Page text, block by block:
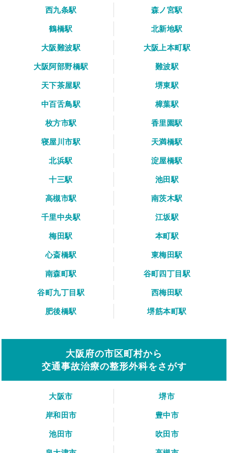
西九条駅
森ノ宮駅
鶴橋駅
北新地駅
大阪難波駅
大阪上本町駅
大阪阿部野橋駅
難波駅
天下茶屋駅
堺東駅
中百舌鳥駅
樟葉駅
枚方市駅
香里園駅
寝屋川市駅
天満橋駅
北浜駅
淀屋橋駅
十三駅
池田駅
高槻市駅
南茨木駅
千里中央駅
江坂駅
梅田駅
本町駅
心斎橋駅
東梅田駅
南森町駅
谷町四丁目駅
谷町九丁目駅
西梅田駅
肥後橋駅
堺筋本町駅
大阪府の市区町村から
交通事故治療の整形外科をさがす
大阪市
堺市
岸和田市
豊中市
池田市
吹田市